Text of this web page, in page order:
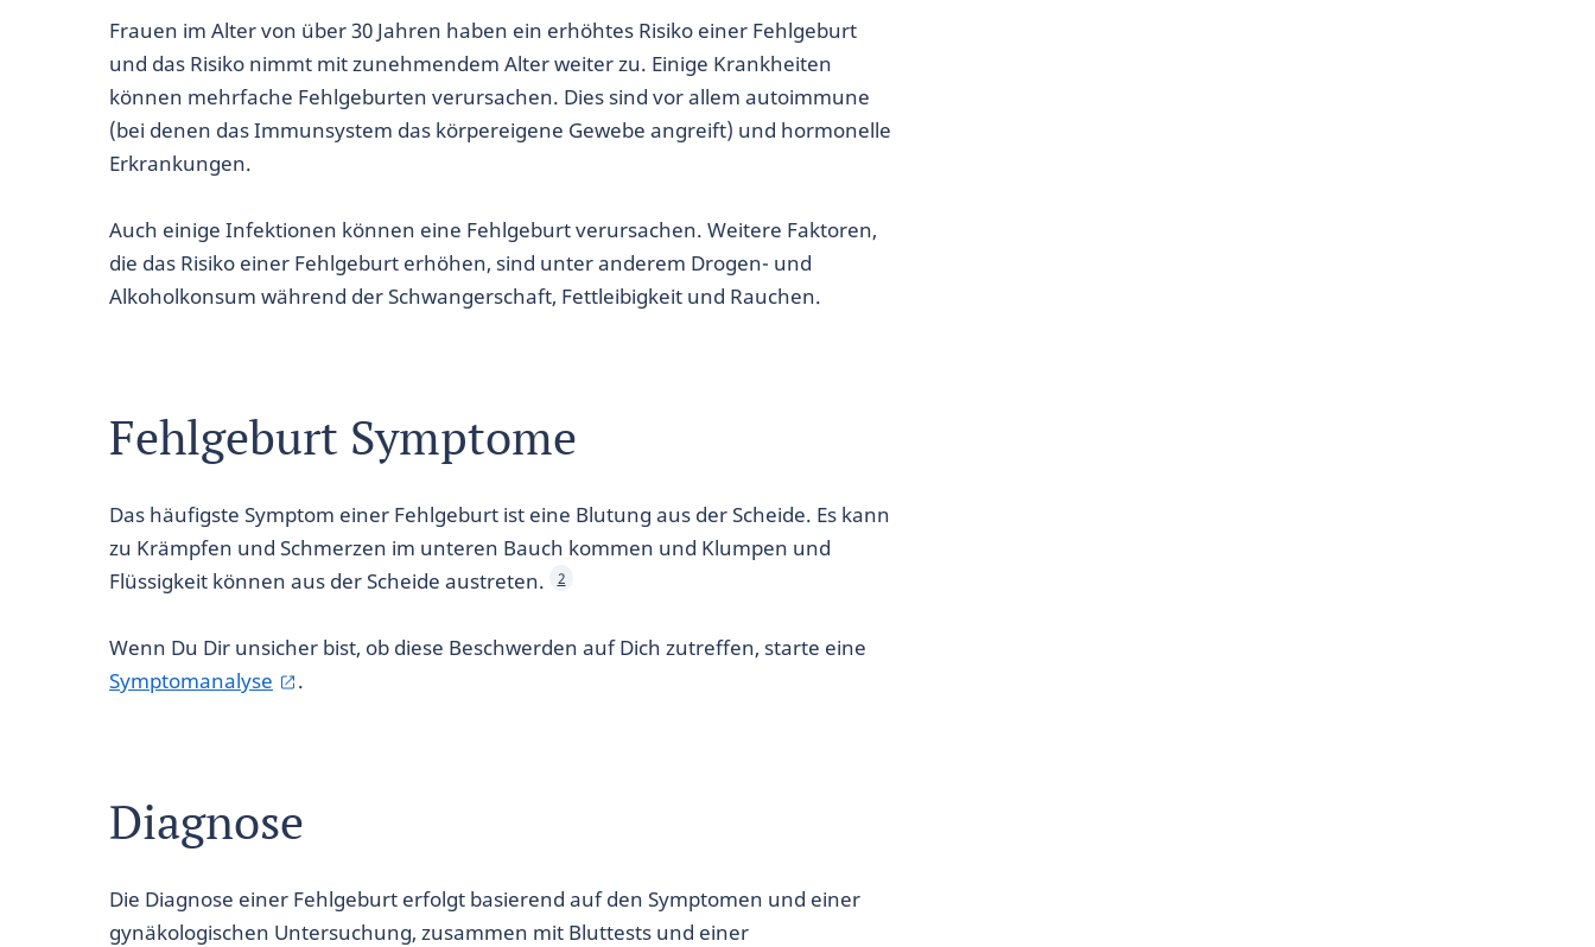
Frauen im Alter von über 30 Jahren haben ein erhöhtes Risiko einer Fehlgeburt
und das Risiko nimmt mit zunehmendem Alter weiter zu. Einige Krankheiten
können mehrfache Fehlgeburten verursachen. Dies sind vor allem autoimmune
(bei denen das Immunsystem das körpereigene Gewebe angreift) und hormonelle
Erkrankungen.
Auch einige Infektionen können eine Fehlgeburt verursachen. Weitere Faktoren,
die das Risiko einer Fehlgeburt erhöhen, sind unter anderem Drogen- und
Alkoholkonsum während der Schwangerschaft, Fettleibigkeit und Rauchen.
Fehlgeburt Symptome
Das häufigste Symptom einer Fehlgeburt ist eine Blutung aus der Scheide. Es kann
zu Krämpfen und Schmerzen im unteren Bauch kommen und Klumpen und
Flüssigkeit können aus der Scheide austreten.
2
Wenn Du Dir unsicher bist, ob diese Beschwerden auf Dich zutreffen, starte eine
Symptomanalyse
.
Diagnose
Die Diagnose einer Fehlgeburt erfolgt basierend auf den Symptomen und einer
gynäkologischen Untersuchung, zusammen mit Bluttests und einer